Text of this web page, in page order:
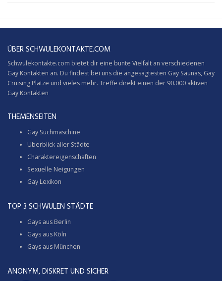
ÜBER SCHWULEKONTAKTE.COM
Schwulekontakte.com bietet dir eine bunte Vielfalt an verschiedenen
Gay Kontakten an. Du findest bei uns die angesagtesten Gay Saunas, Gay
Cruising Plätze und vieles mehr. Treffe direkt einen der 90.000 aktiven
Gay Kontakten
THEMENSEITEN
Gay Suchmaschine
Überblick aller Städte
Charaktereigenschaften
Sexuelle Neigungen
Gay Lexikon
TOP 3 SCHWULEN STÄDTE
Gays aus Berlin
Gays aus Köln
Gays aus München
ANONYM, DISKRET UND SICHER